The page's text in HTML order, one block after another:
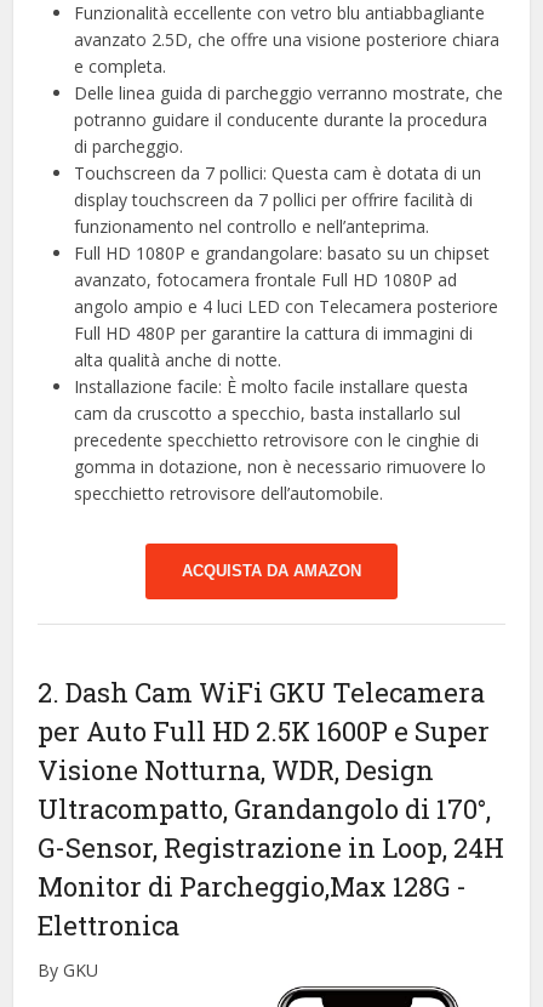
Funzionalità eccellente con vetro blu antiabbagliante
avanzato 2.5D, che offre una visione posteriore chiara
e completa.
Delle linea guida di parcheggio verranno mostrate, che
potranno guidare il conducente durante la procedura
di parcheggio.
Touchscreen da 7 pollici: Questa cam è dotata di un
display touchscreen da 7 pollici per offrire facilità di
funzionamento nel controllo e nell’anteprima.
Full HD 1080P e grandangolare: basato su un chipset
avanzato, fotocamera frontale Full HD 1080P ad
angolo ampio e 4 luci LED con Telecamera posteriore
Full HD 480P per garantire la cattura di immagini di
alta qualità anche di notte.
Installazione facile: È molto facile installare questa
cam da cruscotto a specchio, basta installarlo sul
precedente specchietto retrovisore con le cinghie di
gomma in dotazione, non è necessario rimuovere lo
specchietto retrovisore dell’automobile.
ACQUISTA DA AMAZON
2. Dash Cam WiFi GKU Telecamera
per Auto Full HD 2.5K 1600P e Super
Visione Notturna, WDR, Design
Ultracompatto, Grandangolo di 170°,
G-Sensor, Registrazione in Loop, 24H
Monitor di Parcheggio,Max 128G -
Elettronica
By GKU